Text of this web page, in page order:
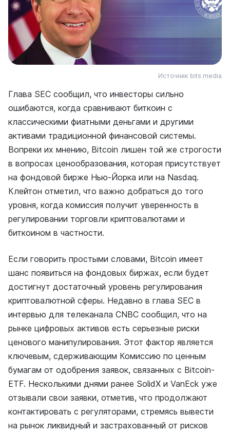
Источник bits.media
Глава SEC сообщил, что инвесторы сильно
ошибаются, когда сравнивают биткоин с
классическими фиатными деньгами и другими
активами традиционной финансовой системы.
Вопреки их мнению, Bitcoin лишен той же строгости
в вопросах ценообразования, которая присутствует
на фондовой бирже Нью-Йорка или на Nasdaq.
Клейтон отметил, что важно добраться до того
уровня, когда комиссия получит уверенность в
регулировании торговли криптовалютами и
биткоином в частности.
Если говорить простыми словами, Bitcoin имеет
шанс появиться на фондовых биржах, если будет
достигнут достаточный уровень регулирования
криптовалютной сферы. Недавно в глава SEC в
интервью для телеканала CNBC сообщил, что на
рынке цифровых активов есть серьезные риски
ценового манипулирования. Этот фактор является
ключевым, сдерживающим Комиссию по ценным
бумагам от одобрения заявок, связанных с Bitcoin-
ETF. Несколькими днями ранее SolidX и VanEck уже
отзывали свои заявки, отметив, что продолжают
контактировать с регуляторами, стремясь вывести
на рынок ликвидный и застрахованный от рисков